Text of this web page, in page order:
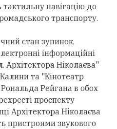
навігацію до
транспорту.
стан зупинок,
інформаційні
Архітектора Ніколаєва"
та "Кінотеатр
Рейгана в обох
проспекту
Архітектора Ніколаєва
пристроями звукового